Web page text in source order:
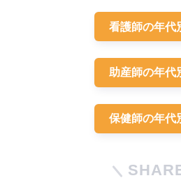
出生体重2,520g
看護師の年代
助産師の年代
保健師の年代